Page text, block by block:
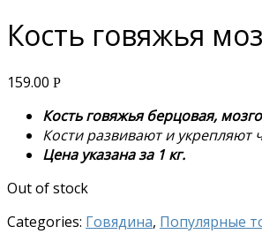
Кость говяжья
159.00 Р
Кость говяжья берцовая,
Кости развивают и укрепляют
Цена указана за 1 кг.
Out of stock
Categories: Говядина, Популярные